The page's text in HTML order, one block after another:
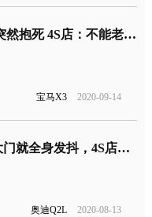
宝马X3方向盘突然抱死 4S店：不能老往一个方向打
宝马X3 2020-09-14
奥迪新车刚出大门就全身发抖，4S店承认存在质量问题
奥迪Q2L 2020-08-13